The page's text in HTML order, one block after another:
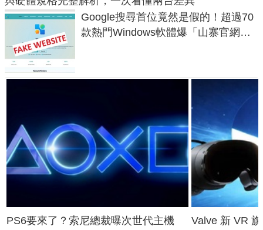
Google搜尋首位竟然是假的！超過70
款熱門Windows軟體爆「山寨官網」
PS6要來了？索尼總裁曝次世代主機
Valve 新 VR